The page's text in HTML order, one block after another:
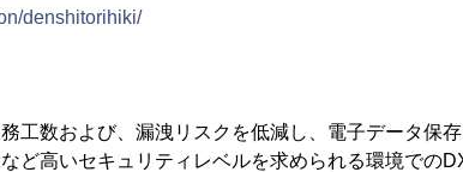
denshitorihiki/
工数および、漏洩リスクを低減し、電子データ保
ど高いセキュリティレベルを求められる環境での